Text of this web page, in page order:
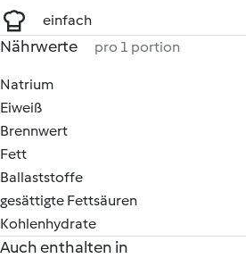
einfach
Nährwerte pro 1 portion
Natrium
Eiweiß
Brennwert
Fett
Ballaststoffe
gesättigte Fettsäuren
Kohlenhydrate
Auch enthalten in